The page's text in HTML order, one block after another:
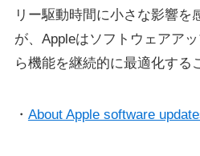
リー駆動時間に小さな影響を
が、Appleはソフトウェアア
ら機能を継続的に最適化する
・ About Apple software